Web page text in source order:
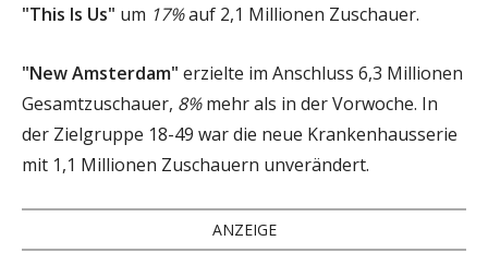
"This Is Us" um 17%auf 2,1 Millionen Zuschauer.
"New Amsterdam" erzielte im Anschluss 6,3 Millionen
Gesamtzuschauer, 8%mehr als in der Vorwoche. In
der Zielgruppe 18-49 war die neue Krankenhausserie
mit 1,1 Millionen Zuschauern unverändert.
ANZEIGE